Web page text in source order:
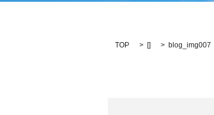
TOP [] blog_img007